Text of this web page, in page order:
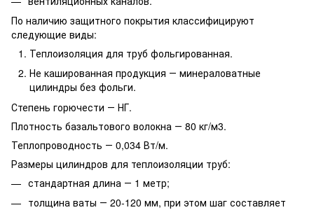
По наличию защитного покрытия классифицируют
следующие виды:
Теплоизоляция для труб фольгированная.
Не кашированная продукция ― минераловатные
цилиндры без фольги.
Степень горючести ― НГ.
Плотность базальтового волокна ― 80 кг/м3.
Теплопроводность ― 0,034 Вт/м.
Размеры цилиндров для теплоизоляции труб:
стандартная длина ― 1 метр;
толщина ваты ― 20-120 мм, при этом шаг составляет